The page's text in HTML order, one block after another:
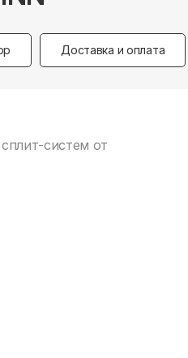
Доставка и оплата
систем от